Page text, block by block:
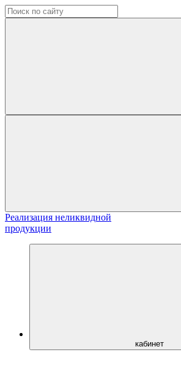
Реализация неликвидной
продукции
кабинет